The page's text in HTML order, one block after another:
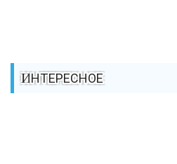
ИНТЕРЕСНОЕ